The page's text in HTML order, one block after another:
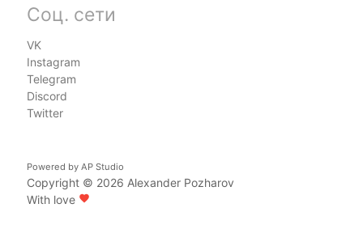
Соц. сети
VK
Instagram
Telegram
Discord
Twitter
Powered by AP Studio
Copyright © 2026 Alexander Pozharov
With love favorite